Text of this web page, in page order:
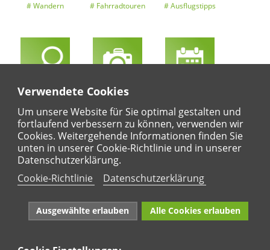
Verwendete Cookies
Um unsere Website für Sie optimal gestalten und
fortlaufend verbessern zu können, verwenden wir
Cookies. Weitergehende Informationen finden Sie
unten in unserer Cookie-Richtlinie und in unserer
Datenschutzerklärung.
Cookie-Richtlinie
Datenschutzerklärung
Ausgewählte erlauben Alle Cookies erlauben
Wandern Fahrradtouren Ausflugstipps
Entdeckertouren Ansichten
Regional
Karte